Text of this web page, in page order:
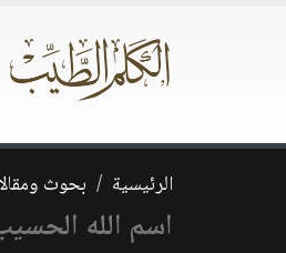
الرئيسية بحوث
اسم الله